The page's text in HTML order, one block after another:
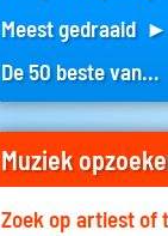
Meest gedraaid ►
De 50 beste
Muziek
Zoek op artiest of